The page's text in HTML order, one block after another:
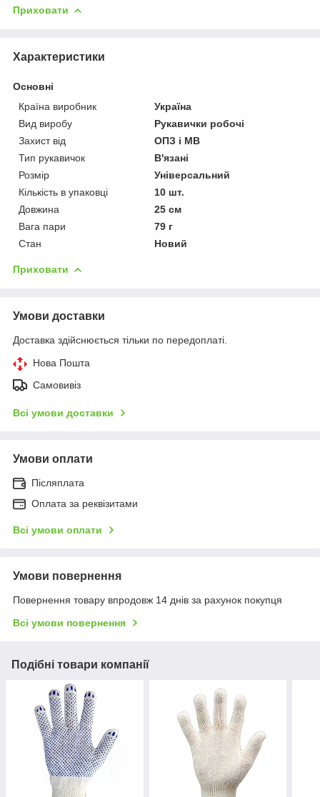
Приховати
Характеристики
Основні
Країна виробник
Україна
Вид виробу
Рукавички робочі
Захист від
ОПЗ і МВ
Тип рукавичок
В'язані
Розмір
Універсальний
Кількість в упаковці
10 шт.
Довжина
25 см
Вага пари
79 г
Стан
Новий
Приховати
Умови доставки
Доставка здійснюється тільки по передоплаті.
Нова Пошта
Самовивіз
Всі умови доставки
Умови оплати
Післяплата
Оплата за реквізитами
Всі умови оплати
Умови повернення
Повернення товару впродовж 14 днів за рахунок покупця
Всі умови повернення
Подібні товари компанії